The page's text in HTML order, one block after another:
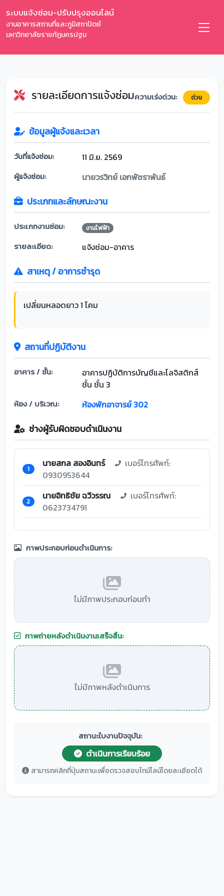
ระบบแจ้งซ่อม-ปรับปรุงออนไลน์
งานอาคารสถานที่และภูมิสถาปัตย์
มหาวิทยาลัยราชภัฏนครปฐม
รายละเอียดการแจ้งซ่อมความเร่งด่วน: ด่วน
ข้อมูลผู้แจ้งและเวลา
วันที่แจ้งซ่อม: 11 มิ.ย. 2569
ผู้แจ้งซ่อม: นายวรวิทย์ เอกพัชราพันธ์
ประเภทและลักษณะงาน
ประเภทงานซ่อม: งานไฟฟ้า
รายละเอียด: แจ้งซ่อม-อาคาร
สาเหตุ / อาการชำรุด
เปลี่ยนหลอดยาว 1 โคม
สถานที่ปฏิบัติงาน
อาคาร / ชั้น:
อาคารปฏิบัติการบัญชีและโลจิสติกส์
ชั้น ชั้น 3
ห้อง / บริเวณ: ห้องพักอาจารย์ 302
ช่างผู้รับผิดชอบดำเนินงาน
1 นายสกล สองอินทร์
เบอร์โทรศัพท์:
0930953644
2 นายอิทธิชัย ฉวีวรรณ
เบอร์โทรศัพท์:
0623734791
ภาพประกอบก่อนดำเนินการ:
ไม่มีภาพประกอบก่อนทำ
ภาพถ่ายหลังดำเนินงานเสร็จสิ้น:
ไม่มีภาพหลังดำเนินการ
สถานะใบงานปัจจุบัน:
ดำเนินการเรียบร้อย
สามารถคลิกที่ปุ่มสถานะเพื่อตรวจสอบไทม์ไลน์โดยละเอียดได้